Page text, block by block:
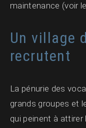
maintenance (voir
Un village
recrutent
La pénurie des
grands groupes et
qui peinent à attirer